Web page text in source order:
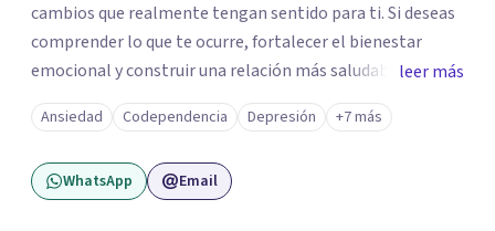
cambios que realmente tengan sentido para ti. Si deseas
comprender lo que te ocurre, fortalecer el bienestar
emocional y construir una relación más saludable
contigo mismo y con los demás y sientes que este puede
ser un buen momento para empezar, estaré dispuesta a
acompañarte en ese proceso.
leer más
Ansiedad Codependencia Depresión +7 más
WhatsApp Email